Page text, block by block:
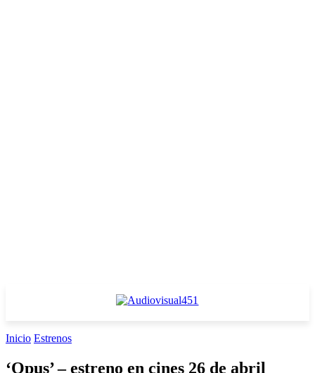
Inicio Estrenos
‘Opus’ – estreno en cines 26 de abril